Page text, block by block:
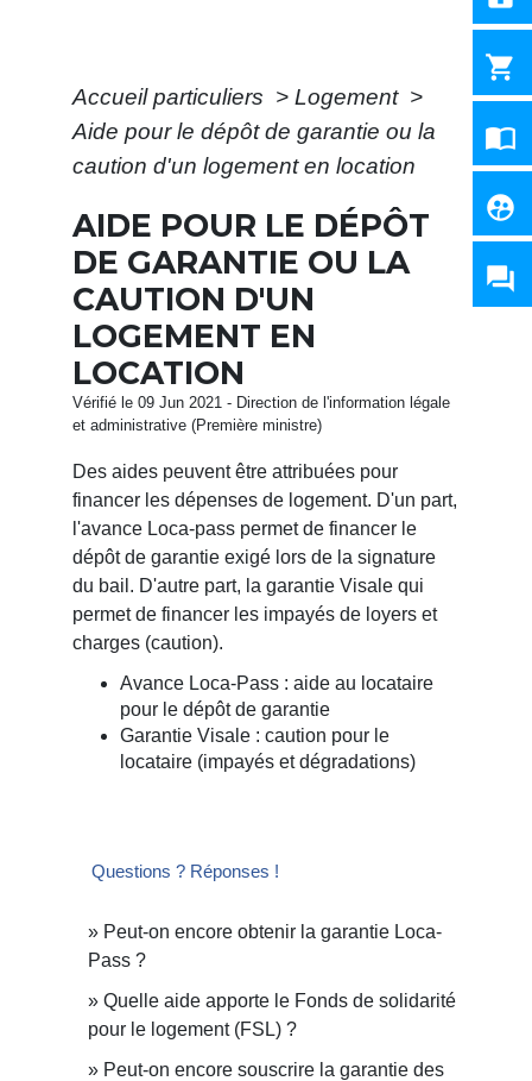
Accueil particuliers > Logement >
Aide pour le dépôt de garantie ou la
caution d'un logement en location
AIDE POUR LE DÉPÔT
DE GARANTIE OU LA
CAUTION D'UN
LOGEMENT EN
LOCATION
Vérifié le 09 Jun 2021 - Direction de l'information légale
et administrative (Première ministre)
Des aides peuvent être attribuées pour
financer les dépenses de logement. D'un part,
l'avance Loca-pass permet de financer le
dépôt de garantie exigé lors de la signature
du bail. D'autre part, la garantie Visale qui
permet de financer les impayés de loyers et
charges (caution).
Avance Loca-Pass : aide au locataire
pour le dépôt de garantie
Garantie Visale : caution pour le
locataire (impayés et dégradations)
Questions ? Réponses !
Peut-on encore obtenir la garantie Loca-
Pass ?
Quelle aide apporte le Fonds de solidarité
pour le logement (FSL) ?
Peut-on encore souscrire la garantie des
shopping_cart
import_contacts
supervised_user_circle
question_answer